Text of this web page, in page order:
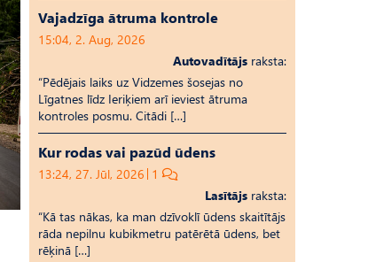
Vajadzīga ātruma kontrole
15:04, 2. Aug, 2026
Autovadītājs raksta:
“Pēdējais laiks uz Vid­ze­mes šosejas no
Līgatnes līdz Ieriķiem arī ieviest ātruma
kontroles posmu. Citādi […]
Kur rodas vai pazūd ūdens
13:24, 27. Jūl, 2026 1
Lasītājs raksta:
“Kā tas nākas, ka man dzīvoklī ūdens skaitītājs
rāda nepilnu kubikmetru patērētā ūdens, bet
rēķinā […]